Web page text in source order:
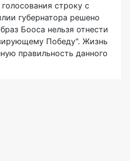
строку с
губернатора решено
Бооса нельзя отнести
Победу". Жизнь
правильность данного